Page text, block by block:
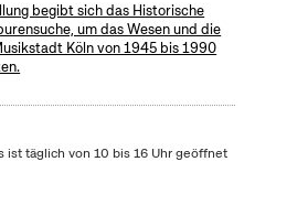
begibt sich das Historische
um das Wesen und die
Köln von 1945 bis 1990
ist täglich von 10 bis 16 Uhr geöffnet